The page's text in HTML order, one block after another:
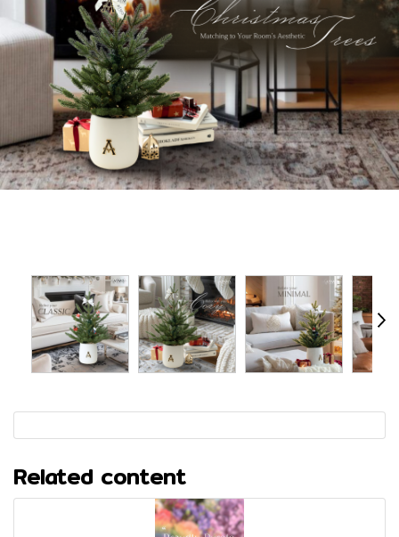
Related content